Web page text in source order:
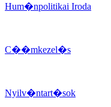
Hum�npolitikai Iroda
C��mkezel�s
Nyilv�ntart�sok